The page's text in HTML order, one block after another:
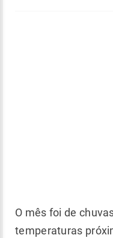
O mês foi de
temperaturas